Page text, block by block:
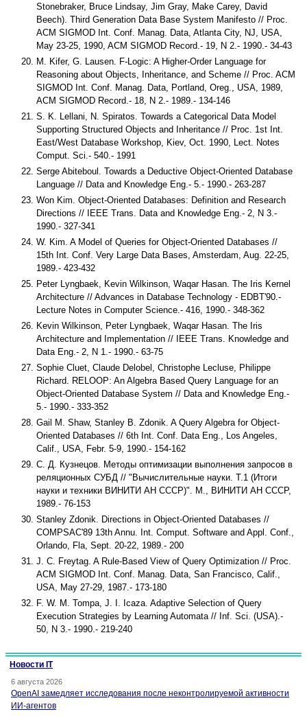
Stonebraker, Bruce Lindsay, Jim Gray, Make Carey, David
Beech). Third Generation Data Base System Manifesto // Proc.
ACM SIGMOD Int. Conf. Manag. Data, Atlanta City, NJ, USA,
May 23-25, 1990, ACM SIGMOD Record.- 19, N 2.- 1990.- 34-43
M. Kifer, G. Lausen. F-Logic: A Higher-Order Language for
Reasoning about Objects, Inheritance, and Scheme // Proc. ACM
SIGMOD Int. Conf. Manag. Data, Portland, Oreg., USA, 1989,
ACM SIGMOD Record.- 18, N 2.- 1989.- 134-146
S. K. Lellani, N. Spiratos. Towards a Categorical Data Model
Supporting Structured Objects and Inheritance // Proc. 1st Int.
East/West Database Workshop, Kiev, Oct. 1990, Lect. Notes
Comput. Sci.- 540.- 1991
Serge Abiteboul. Towards a Deductive Object-Oriented Database
Language // Data and Knowledge Eng.- 5.- 1990.- 263-287
Won Kim. Object-Oriented Databases: Definition and Research
Directions // IEEE Trans. Data and Knowledge Eng.- 2, N 3.-
1990.- 327-341
W. Kim. A Model of Queries for Object-Oriented Databases //
15th Int. Conf. Very Large Data Bases, Amsterdam, Aug. 22-25,
1989.- 423-432
Peter Lyngbaek, Kevin Wilkinson, Waqar Hasan. The Iris Kernel
Architecture // Advances in Database Technology - EDBT'90.-
Lecture Notes in Computer Science.- 416, 1990.- 348-362
Kevin Wilkinson, Peter Lyngbaek, Waqar Hasan. The Iris
Architecture and Implementation // IEEE Trans. Knowledge and
Data Eng.- 2, N 1.- 1990.- 63-75
Sophie Cluet, Claude Delobel, Christophe Lecluse, Philippe
Richard. RELOOP: An Algebra Based Query Language for an
Object-Oriented Database System // Data and Knowledge Eng.-
5.- 1990.- 333-352
Gail M. Shaw, Stanley B. Zdonik. A Query Algebra for Object-
Oriented Databases // 6th Int. Conf. Data Eng., Los Angeles,
Calif., USA, Febr. 5-9, 1990.- 154-162
С. Д. Кузнецов. Методы оптимизации выполнения запросов в
реляционных СУБД // "Вычислительные науки. Т.1 (Итоги
науки и техники ВИНИТИ АН СССР)". М., ВИНИТИ АН СССР,
1989.- 76-153
Stanley Zdonik. Directions in Object-Oriented Databases //
COMPSAC'89 13th Annu. Int. Comput. Software and Appl. Conf.,
Orlando, Fla, Sept. 20-22, 1989.- 200
J. C. Freytag. A Rule-Based View of Query Optimization // Proc.
ACM SIGMOD Int. Conf. Manag. Data, San Francisco, Calif.,
USA, May 27-29, 1987.- 173-180
F. W. M. Tompa, J. I. Icaza. Adaptive Selection of Query
Execution Strategies by Learning Automata // Inf. Sci. (USA).-
50, N 3.- 1990.- 219-240
Новости IT
6 августа 2026
OpenAI замедляет исследования после неконтролируемой активности
ИИ-агентов